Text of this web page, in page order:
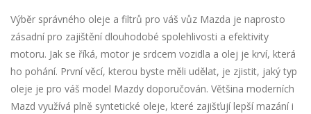
Výběr správného oleje a filtrů pro váš vůz Mazda je naprosto
zásadní pro zajištění dlouhodobé spolehlivosti a efektivity
motoru. Jak se říká, motor je srdcem vozidla a olej je krví, která
ho pohání. První věcí, kterou byste měli udělat, je zjistit, jaký typ
oleje je pro váš model Mazdy doporučován. Většina moderních
Mazd využívá plně syntetické oleje, které zajišťují lepší mazání i